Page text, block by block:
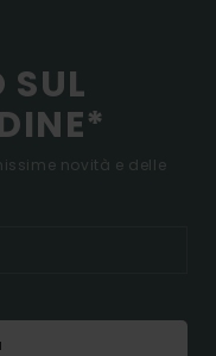
SUL
novità e delle